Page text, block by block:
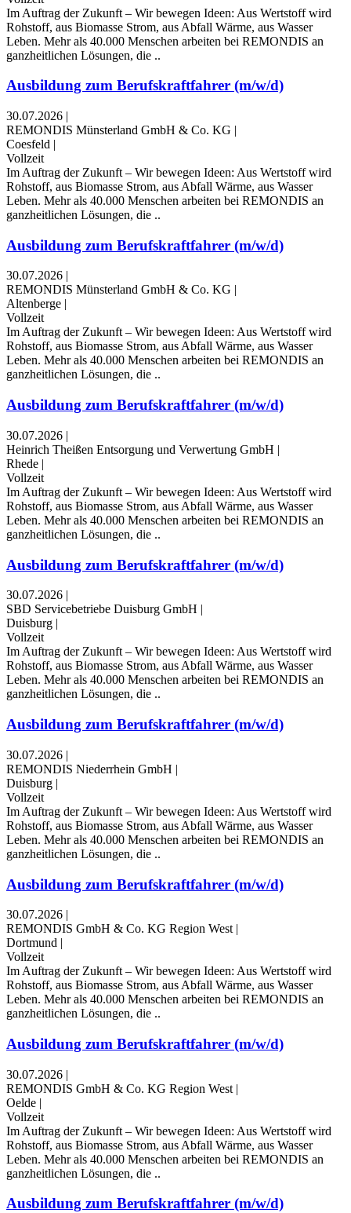
Im Auftrag der Zukunft – Wir bewegen Ideen: Aus Wertstoff wird
Rohstoff, aus Biomasse Strom, aus Abfall Wärme, aus Wasser
Leben. Mehr als 40.000 Menschen arbeiten bei REMONDIS an
ganzheitlichen Lösungen, die ..
Ausbildung zum Berufskraftfahrer (m/w/d)
30.07.2026 |
REMONDIS Münsterland GmbH & Co. KG |
Coesfeld |
Vollzeit
Im Auftrag der Zukunft – Wir bewegen Ideen: Aus Wertstoff wird
Rohstoff, aus Biomasse Strom, aus Abfall Wärme, aus Wasser
Leben. Mehr als 40.000 Menschen arbeiten bei REMONDIS an
ganzheitlichen Lösungen, die ..
Ausbildung zum Berufskraftfahrer (m/w/d)
30.07.2026
REMONDIS Münsterland GmbH & Co. KG
Altenberge
Vollzeit
Im Auftrag der Zukunft – Wir bewegen Ideen: Aus Wertstoff wird
Rohstoff, aus Biomasse Strom, aus Abfall Wärme, aus Wasser
Leben. Mehr als 40.000 Menschen arbeiten bei REMONDIS an
ganzheitlichen Lösungen, die ..
Ausbildung zum Berufskraftfahrer (m/w/d)
30.07.2026 |
Heinrich Theißen Entsorgung und Verwertung GmbH |
Rhede |
Vollzeit
Im Auftrag der Zukunft – Wir bewegen Ideen: Aus Wertstoff wird
Rohstoff, aus Biomasse Strom, aus Abfall Wärme, aus Wasser
Leben. Mehr als 40.000 Menschen arbeiten bei REMONDIS an
ganzheitlichen Lösungen, die ..
Ausbildung zum Berufskraftfahrer (m/w/d)
30.07.2026 |
SBD Servicebetriebe Duisburg GmbH |
Duisburg |
Vollzeit
Im Auftrag der Zukunft – Wir bewegen Ideen: Aus Wertstoff wird
Rohstoff, aus Biomasse Strom, aus Abfall Wärme, aus Wasser
Leben. Mehr als 40.000 Menschen arbeiten bei REMONDIS an
ganzheitlichen Lösungen, die ..
Ausbildung zum Berufskraftfahrer (m/w/d)
30.07.2026 |
REMONDIS Niederrhein GmbH |
Duisburg |
Vollzeit
Im Auftrag der Zukunft – Wir bewegen Ideen: Aus Wertstoff wird
Rohstoff, aus Biomasse Strom, aus Abfall Wärme, aus Wasser
Leben. Mehr als 40.000 Menschen arbeiten bei REMONDIS an
ganzheitlichen Lösungen, die ..
Ausbildung zum Berufskraftfahrer (m/w/d)
30.07.2026 |
REMONDIS GmbH & Co. KG Region West |
Dortmund |
Vollzeit
Im Auftrag der Zukunft – Wir bewegen Ideen: Aus Wertstoff wird
Rohstoff, aus Biomasse Strom, aus Abfall Wärme, aus Wasser
Leben. Mehr als 40.000 Menschen arbeiten bei REMONDIS an
ganzheitlichen Lösungen, die ..
Ausbildung zum Berufskraftfahrer (m/w/d)
30.07.2026 |
REMONDIS GmbH & Co. KG Region West |
Oelde |
Vollzeit
Im Auftrag der Zukunft – Wir bewegen Ideen: Aus Wertstoff wird
Rohstoff, aus Biomasse Strom, aus Abfall Wärme, aus Wasser
Leben. Mehr als 40.000 Menschen arbeiten bei REMONDIS an
ganzheitlichen Lösungen, die ..
Ausbildung zum Berufskraftfahrer (m/w/d)